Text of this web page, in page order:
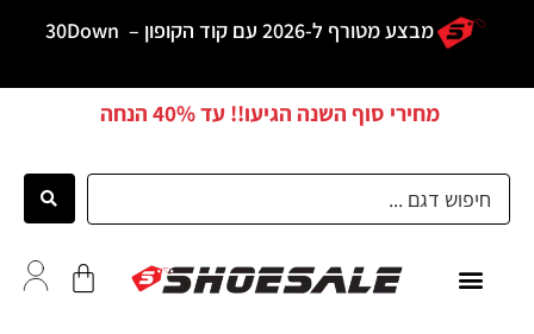
מבצע מטורף ל-2026 עם קוד הקופון – 30Down
מחירי סוף השנה הגיעו!! עד40% הנחה